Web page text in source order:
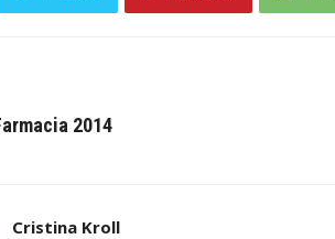
2014
Cristina Kroll